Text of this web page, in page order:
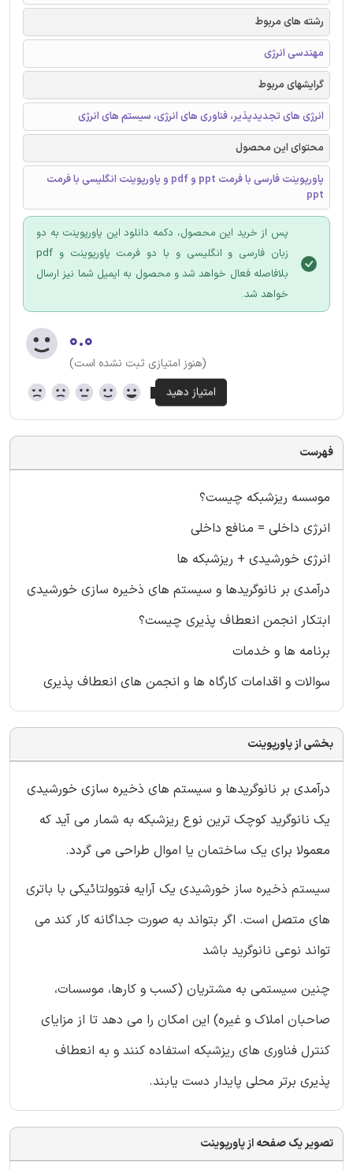
رشته های مربوط
مهندسی انرژی
گرایشهای مربوط
انرژی های تجدیدپذیر، فناوری های انرژی، سیستم های انرژی
محتوای این محصول
پاورپوینت فارسی با فرمت ppt و pdf و پاورپوینت انگلیسی با فرمت
ppt
پس از خرید این محصول، دکمه دانلود این پاورپوینت به دو
زبان فارسی و انگلیسی و با دو فرمت پاورپوینت و pdf
بلافاصله فعال خواهد شد و محصول به ایمیل شما نیز ارسال
خواهد شد.
۰.۰
(هنوز امتیازی ثبت نشده است)
فهرست
موسسه ریزشبکه چیست؟
انرژی داخلی = منافع داخلی
انرژی خورشیدی + ریزشبکه ها
درآمدی بر نانوگریدها و سیستم های ذخیره سازی خورشیدی
ابتکار انجمن انعطاف پذیری چیست؟
برنامه ها و خدمات
سوالات و اقدامات کارگاه ها و انجمن های انعطاف پذیری
بخشی از پاورپوینت
درآمدی بر نانوگریدها و سیستم های ذخیره سازی خورشیدی
یک نانوگرید کوچک ترین نوع ریزشبکه به شمار می آید که
معمولا برای یک ساختمان یا اموال طراحی می گردد.
سیستم ذخیره ساز خورشیدی یک آرایه فتوولتائیکی با باتری
های متصل است. اگر بتواند به صورت جداگانه کار کند می
تواند نوعی نانوگرید باشد
چنین سیستمی به مشتریان (کسب و کارها، موسسات،
صاحبان املاک و غیره) این امکان را می دهد تا از مزایای
کنترل فناوری های ریزشبکه استفاده کنند و به انعطاف
پذیری برتر محلی پایدار دست یابند.
تصویر یک صفحه از پاورپوینت